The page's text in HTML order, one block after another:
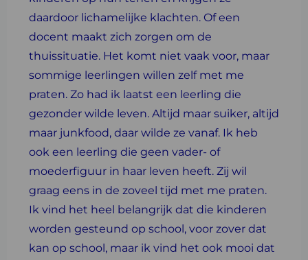
daardoor lichamelijke klachten. Of een
docent maakt zich zorgen om de
thuissituatie. Het komt niet vaak voor, maar
sommige leerlingen willen zelf met me
praten. Zo had ik laatst een leerling die
gezonder wilde leven. Altijd maar suiker, altijd
maar junkfood, daar wilde ze vanaf. Ik heb
ook een leerling die geen vader- of
moederfiguur in haar leven heeft. Zij wil
graag eens in de zoveel tijd met me praten.
Ik vind het heel belangrijk dat die kinderen
worden gesteund op school, voor zover dat
kan op school, maar ik vind het ook mooi dat